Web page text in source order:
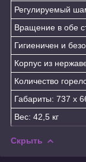
Регулируемый
Вращение в обе
Гигиеничен и
Корпус из
Количество
Габариты: 737 х
Вес: 42,5 кг
Скрыть